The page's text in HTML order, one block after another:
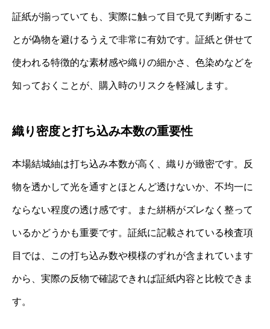
証紙が揃っていても、実際に触って目で見て判断するこ
とが偽物を避けるうえで非常に有効です。証紙と併せて
使われる特徴的な素材感や織りの細かさ、色染めなどを
知っておくことが、購入時のリスクを軽減します。
織り密度と打ち込み本数の重要性
本場結城紬は打ち込み本数が高く、織りが緻密です。反
物を透かして光を通すとほとんど透けないか、不均一に
ならない程度の透け感です。また絣柄がズレなく整って
いるかどうかも重要です。証紙に記載されている検査項
目では、この打ち込み数や模様のずれが含まれています
から、実際の反物で確認できれば証紙内容と比較できま
す。